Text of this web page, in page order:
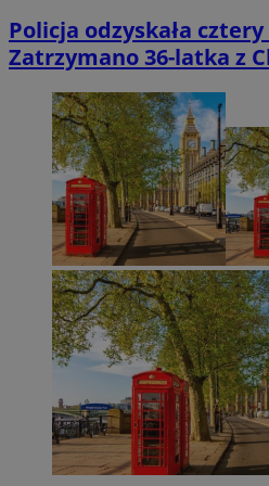
Policja odzyskała
Zatrzymano 36-latka z
MvSessID
SessID
CookieScriptConsent